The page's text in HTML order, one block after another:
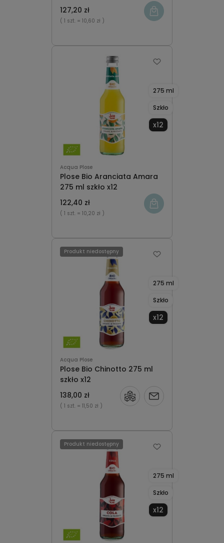
127,20 zł
( 1 szt. = 10,60 zł )
Acqua Plose
Plose Bio Aranciata Amara
275 ml szkło x12
275 ml
Szkło
x12
122,40 zł
( 1 szt. = 10,20 zł )
Acqua Plose
Plose Bio Chinotto 275 ml
szkło x12
275 ml
Szkło
x12
138,00 zł
( 1 szt. = 11,50 zł )
Produkt niedostępny
Powiadom
275 ml
Szkło
x12
Produkt niedostępny